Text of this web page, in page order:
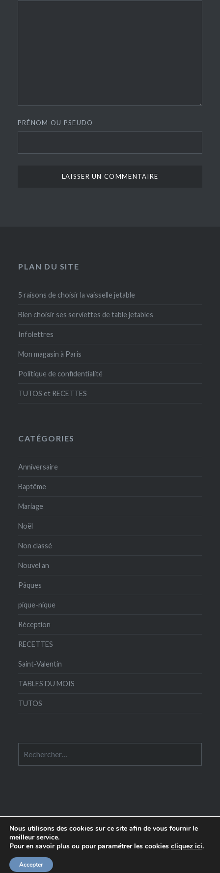
PRÉNOM OU PSEUDO
PLAN DU SITE
5 raisons de choisir la vaisselle jetable
Bien choisir ses serviettes de table jetables
Infolettres
Mon magasin à Paris
Politique de confidentialité
TUTOS et RECETTES
CATÉGORIES
Anniversaire
Baptême
Mariage
Noël
Non classé
Nouvel an
Pâques
pique-nique
Réception
RECETTES
Saint-Valentin
TABLES DU MOIS
TUTOS
Edité par leComptoir de la Table - 58 rue Crozatier
Nous utilisons des cookies sur ce site afin de vous fournir le
meilleur service.
Pour en savoir plus ou pour paramétrer les cookies cliquez ici.
Accepter